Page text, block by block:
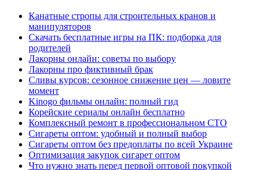
Канатные стропы для строительных кранов и
манипуляторов
Скачать бесплатные игры на ПК: подборка для
родителей
Лакорны онлайн: советы по выбору
Лакорны про фиктивный брак
Сливы курсов: сезонное снижение цен — ловите
момент
Kinogo фильмы онлайн: полный гид
Корейские сериалы онлайн бесплатно
Комплексный ремонт в профессиональном СТО
Сигареты оптом: удобный и полный выбор
Сигареты оптом без предоплаты по всей Украине
Оптимизация закупок сигарет оптом
Что нужно знать перед первой оптовой покупкой